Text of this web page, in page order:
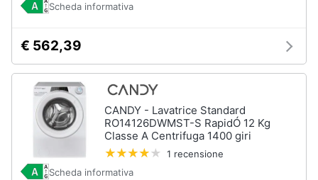
Scheda informativa
€ 562,39
CANDY - Lavatrice Standard
RO14126DWMST-S RapidÓ 12 Kg
Classe A Centrifuga 1400 giri
1 recensione
Scheda informativa